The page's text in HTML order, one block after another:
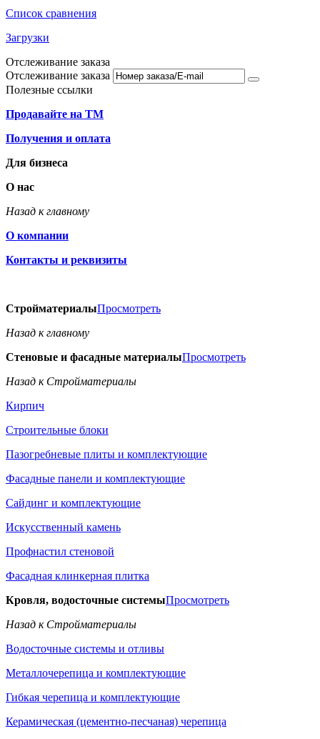
Список сравнения
Загрузки
Отслеживание заказа
Отслеживание заказа
Полезные ссылки
Продавайте на ТМ
Получения и оплата
Для бизнеса
О нас
Назад к главному
О компании
Контакты и реквизиты
СтройматериалыПросмотреть
Назад к главному
Стеновые и фасадные материалыПросмотреть
Назад к Стройматериалы
Кирпич
Строительные блоки
Пазогребневые плиты и комплектующие
Фасадные панели и комплектующие
Сайдинг и комплектующие
Искусственный камень
Профнастил стеновой
Фасадная клинкерная плитка
Кровля, водосточные системыПросмотреть
Назад к Стройматериалы
Водосточные системы и отливы
Металлочерепица и комплектующие
Гибкая черепица и комплектующие
Керамическая (цементно-песчаная) черепица